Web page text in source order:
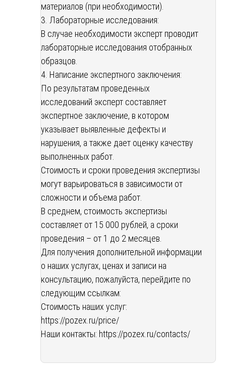
материалов (при необходимости).
3. Лабораторные исследования:
В случае необходимости эксперт проводит
лабораторные исследования отобранных
образцов.
4. Написание экспертного заключения:
По результатам проведенных
исследований эксперт составляет
экспертное заключение, в котором
указывает выявленные дефекты и
нарушения, а также дает оценку качеству
выполненных работ.
Стоимость и сроки проведения экспертизы
могут варьироваться в зависимости от
сложности и объема работ.
В среднем, стоимость экспертизы
составляет от 15 000 рублей, а сроки
проведения – от 1 до 2 месяцев.
Для получения дополнительной информации
о наших услугах, ценах и записи на
консультацию, пожалуйста, перейдите по
следующим ссылкам:
Стоимость наших услуг:
https://pozex.ru/price/
Наши контакты: https://pozex.ru/contacts/